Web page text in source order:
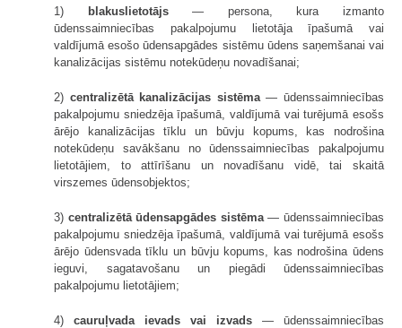
1) blakuslietotājs— persona, kura izmanto
ūdenssaimniecības pakalpojumu lietotāja īpašumā vai
valdījumā esošo ūdensapgādes sistēmu ūdens saņemšanai vai
kanalizācijas sistēmu notekūdeņu novadīšanai;
2) centralizētā kanalizācijas sistēma— ūdenssaimniecības
pakalpojumu sniedzēja īpašumā, valdījumā vai turējumā esošs
ārējo kanalizācijas tīklu un būvju kopums, kas nodrošina
notekūdeņu savākšanu no ūdenssaimniecības pakalpojumu
lietotājiem, to attīrīšanu un novadīšanu vidē, tai skaitā
virszemes ūdensobjektos;
3) centralizētā ūdensapgādes sistēma— ūdenssaimniecības
pakalpojumu sniedzēja īpašumā, valdījumā vai turējumā esošs
ārējo ūdensvada tīklu un būvju kopums, kas nodrošina ūdens
ieguvi, sagatavošanu un piegādi ūdenssaimniecības
pakalpojumu lietotājiem;
4) cauruļvada ievads vai izvads — ūdenssaimniecības